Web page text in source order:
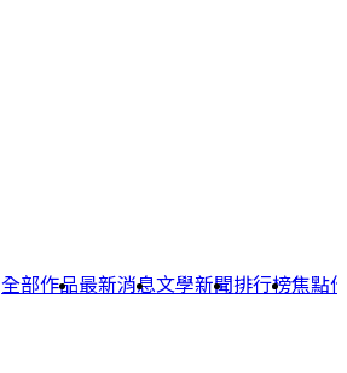
全部作品最新消息文學新聞排行榜焦點